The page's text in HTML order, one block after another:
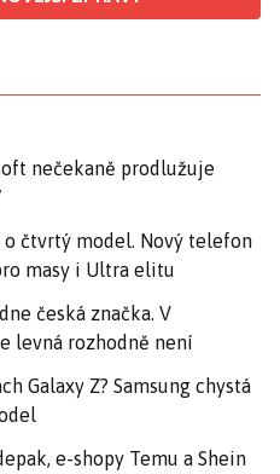
nečekaně prodlužuje
o čtvrtý model. Nový telefon
masy i Ultra elitu
česká značka. V
levná rozhodně není
Galaxy Z? Samsung chystá
e-shopy Temu a Shein